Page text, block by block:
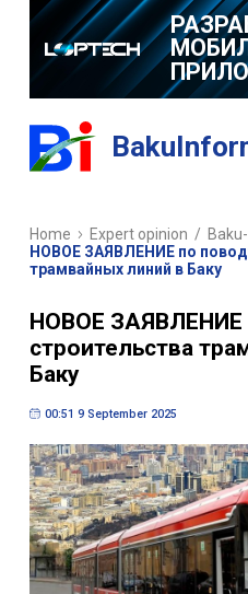
Home Expert opinion /
НОВОЕ ЗАЯВЛЕНИЕ по
трамвайных линий в Баку
НОВОЕ ЗАЯВЛЕНИЕ
строительства
Баку
00:51 9 September 2025